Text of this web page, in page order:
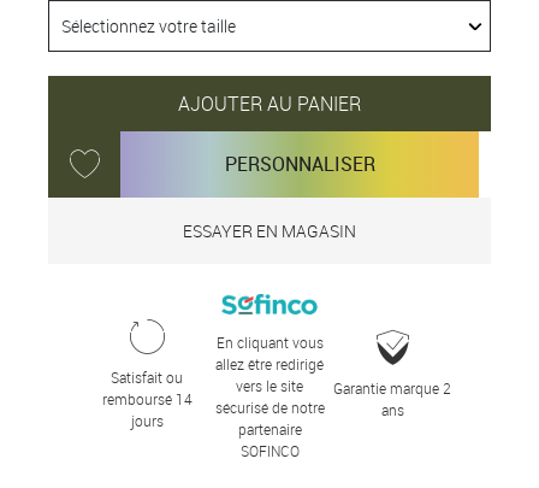
AJOUTER AU PANIER
PERSONNALISER
ESSAYER EN MAGASIN
Satisfait ou
remboursé 14
jours
En cliquant vous
allez être redirigé
vers le site
sécurisé de notre
partenaire
SOFINCO
Garantie marque 2
ans